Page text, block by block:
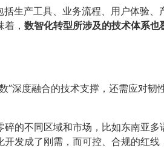
生产工具、业务流程、用户体验、
， 数智化转型所涉及的技术体系
”深度融合的技术支撑，还需应对韧
的不同区域和市场，比如东南亚多
发成了刚需，而可控、合规的红线